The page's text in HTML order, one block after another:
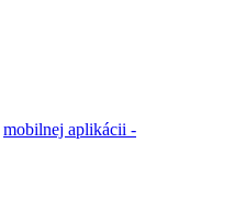
mobilnej aplikácii -